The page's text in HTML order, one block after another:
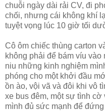
chuỗi ngày dài rải CV, đi
chối, nhưng cái không khí
tuyệt vọng lúc 10 giờ tối
Cô ôm chiếc thùng carton
không phải để bám víu vào
niu những kinh nghiệm
phóng cho một khởi đầu
ồn ào, vội vã và đôi khi vô
xe bus đêm, một sự tình
mình đủ sức mạnh để